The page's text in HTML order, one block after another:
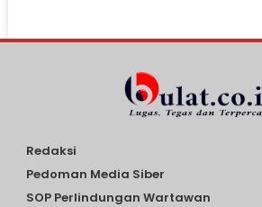
Redaksi
Pedoman Media Siber
SOP Perlindungan Wartawan